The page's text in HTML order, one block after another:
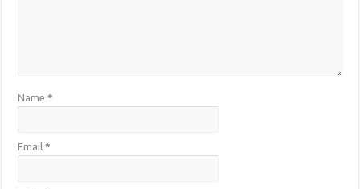
Name*
Email*